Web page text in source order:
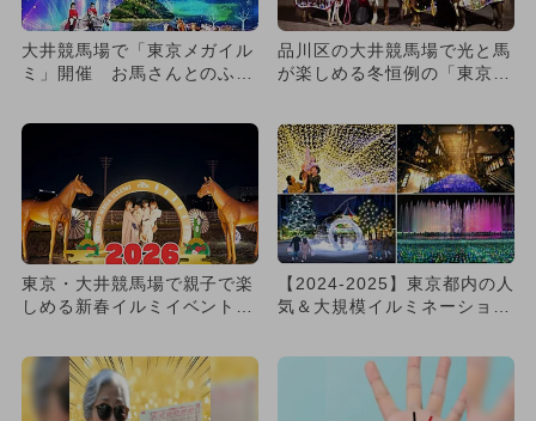
大井競馬場で「東京メガイル
ミ」開催 お馬さんとのふれ
品川区の大井競馬場で光と馬
が楽しめる冬恒例の「東京メ
東京・大井競馬場で親子で楽
しめる新春イルミイベント開
【2024-2025】東京都内の人
気＆大規模イルミネーション